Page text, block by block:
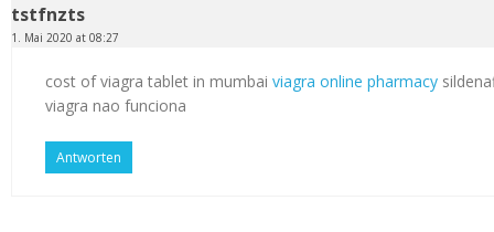
tstfnzts
1. Mai 2020 at 08:27
cost of viagra tablet in mumbai viagra online pharmacy
viagra nao funciona
Antworten